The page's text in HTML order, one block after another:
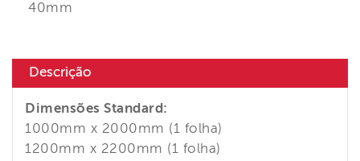
40mm
Descrição
Dimensões Standard:
1000mm x 2000mm (1 folha)
1200mm x 2200mm (1 folha)